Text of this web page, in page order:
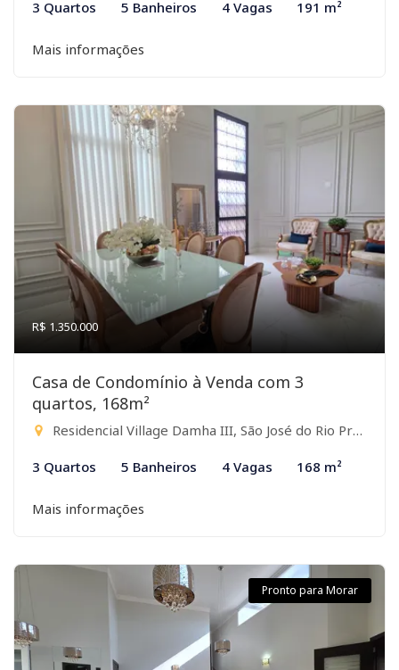
3 Quartos 5 Banheiros 4 Vagas 191 m²
Mais informações
R$ 1.350.000
Casa de Condomínio à Venda com 3
quartos, 168m²
Residencial Village Damha III, São José do Rio Preto-SP
3 Quartos 5 Banheiros 4 Vagas 168 m²
Mais informações
Pronto para Morar